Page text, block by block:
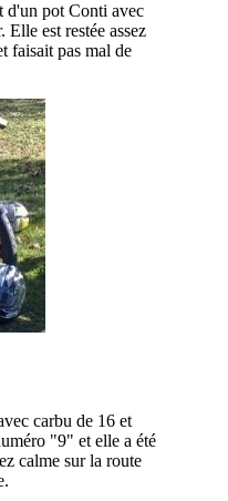
d'un pot Conti avec
est restée assez
faisait pas mal de
carbu de 16 et
"9" et elle a été
calme sur la route